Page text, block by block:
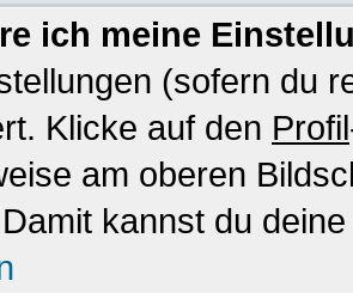
ich meine
(sofern du
Klicke auf den Profil
am oberen
kannst du